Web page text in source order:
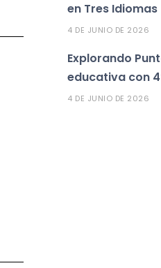
en Tres Idiomas
4 DE JUNIO DE 2026
Explorando
educativa con
4 DE JUNIO DE 2026